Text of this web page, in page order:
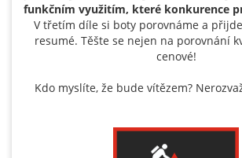
funkčním využitím, které konkurence
V třetím díle si boty porovnáme a
resumé. Těšte se nejen na porovnání
cenové!
Kdo myslíte, že bude vítězem?